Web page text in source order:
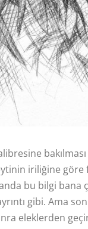
iriliğine göre
bu bilgi bana
gibi. Ama
eleklerden